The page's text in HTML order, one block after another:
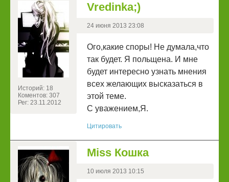
Историй: 18
Коментов: 307
Рег: 23.11.2012
Vredinka;)
24 июня 2013 23:08
Ого,какие споры! Не думала,что
так будет. Я польщена. И мне
будет интересно узнать мнения
всех желающих высказаться в
этой теме.
С уважением,Я.
Цитировать
Miss Кошка
10 июля 2013 10:15